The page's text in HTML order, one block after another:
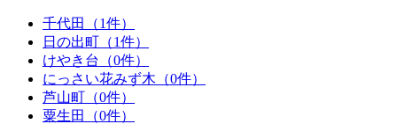
千代田（1件）
日の出町（1件）
けやき台（0件）
にっさい花みず木（0件）
芦山町（0件）
粟生田（0件）